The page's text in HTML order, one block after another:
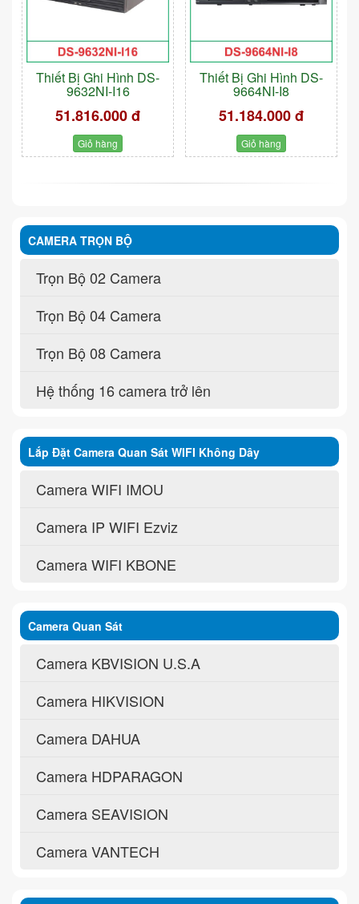
Thiết Bị Ghi Hình DS-
9632NI-I16
51.816.000 đ
Giỏ hàng
Thiết Bị Ghi Hình DS-
9664NI-I8
51.184.000 đ
Giỏ hàng
CAMERA TRỌN BỘ
Trọn Bộ 02 Camera
Trọn Bộ 04 Camera
Trọn Bộ 08 Camera
Hệ thống 16 camera trở lên
Lắp Đặt Camera Quan Sát WIFI Không Dây
Camera WIFI IMOU
Camera IP WIFI Ezviz
Camera WIFI KBONE
Camera Quan Sát
Camera KBVISION U.S.A
Camera HIKVISION
Camera DAHUA
Camera HDPARAGON
Camera SEAVISION
Camera VANTECH